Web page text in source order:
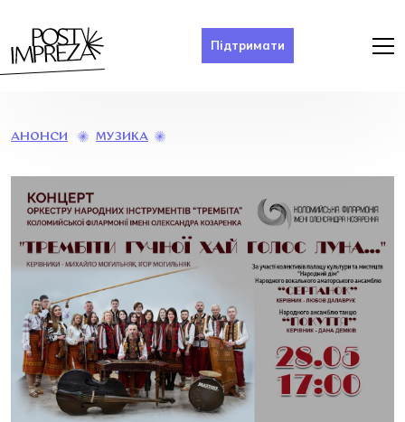
Підтримати
АНОНСИ МУЗИКА